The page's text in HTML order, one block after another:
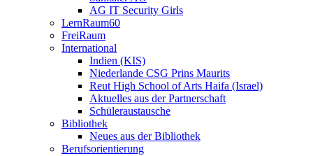
AG IT Security Girls
LernRaum60
FreiRaum
International
Indien (KIS)
Niederlande CSG Prins Maurits
Reut High School of Arts Haifa (Israel)
Aktuelles aus der Partnerschaft
Schüleraustausche
Bibliothek
Neues aus der Bibliothek
Berufsorientierung